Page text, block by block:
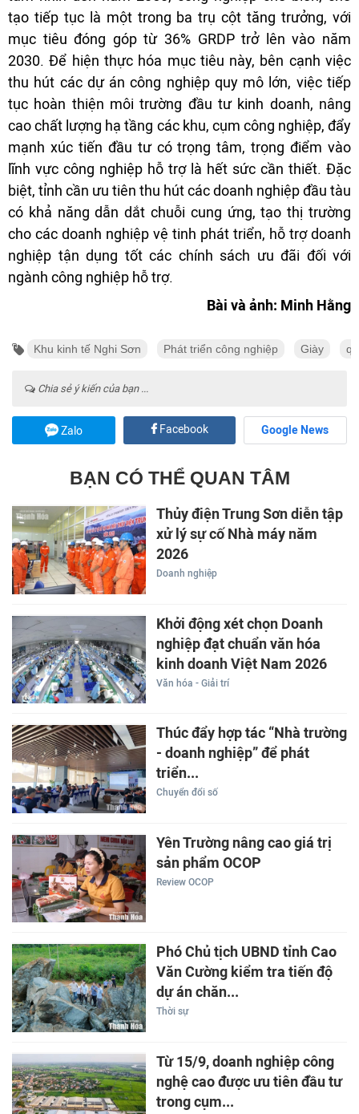
tạo tiếp tục là một trong ba trụ cột tăng trưởng, với
mục tiêu đóng góp từ 36% GRDP trở lên vào năm
2030. Để hiện thực hóa mục tiêu này, bên cạnh việc
thu hút các dự án công nghiệp quy mô lớn, việc tiếp
tục hoàn thiện môi trường đầu tư kinh doanh, nâng
cao chất lượng hạ tầng các khu, cụm công nghiệp, đẩy
mạnh xúc tiến đầu tư có trọng tâm, trọng điểm vào
lĩnh vực công nghiệp hỗ trợ là hết sức cần thiết. Đặc
biệt, tỉnh cần ưu tiên thu hút các doanh nghiệp đầu tàu
có khả năng dẫn dắt chuỗi cung ứng, tạo thị trường
cho các doanh nghiệp vệ tinh phát triển, hỗ trợ doanh
nghiệp tận dụng tốt các chính sách ưu đãi đối với
ngành công nghiệp hỗ trợ.
Bài và ảnh: Minh Hằng
Khu kinh tế Nghi Sơn Phát triển công nghiệp Giày
Chia sẻ ý kiến của bạn ...
Zalo Facebook Google News
BẠN CÓ THỂ QUAN TÂM
Thủy điện Trung Sơn diễn tập
xử lý sự cố Nhà máy năm
2026
Doanh nghiệp
Khởi động xét chọn Doanh
nghiệp đạt chuẩn văn hóa
kinh doanh Việt Nam 2026
Văn hóa - Giải trí
Thúc đẩy hợp tác “Nhà trường
- doanh nghiệp” để phát
triển...
Chuyển đổi số
Yên Trường nâng cao giá trị
sản phẩm OCOP
Review OCOP
Phó Chủ tịch UBND tỉnh Cao
Văn Cường kiểm tra tiến độ
dự án chăn...
Thời sự
Từ 15/9, doanh nghiệp công
nghệ cao được ưu tiên đầu tư
trong cụm...